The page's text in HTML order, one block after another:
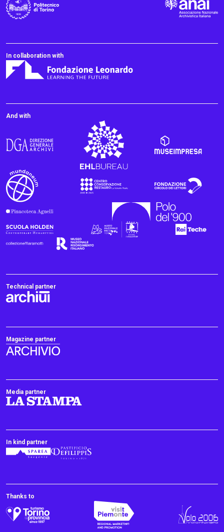
In collaboration with
And with
Technical partner
Magazine partner
Media partner
In kind partner
Thanks to